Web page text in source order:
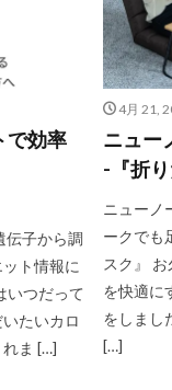
で効率
伝子から調
ト情報に
いつだって
たいカロ
れま […]
4月 21,
ニュー
-『折
ニューノ
ークでも
スク』
を快適に
をしまし
[…]